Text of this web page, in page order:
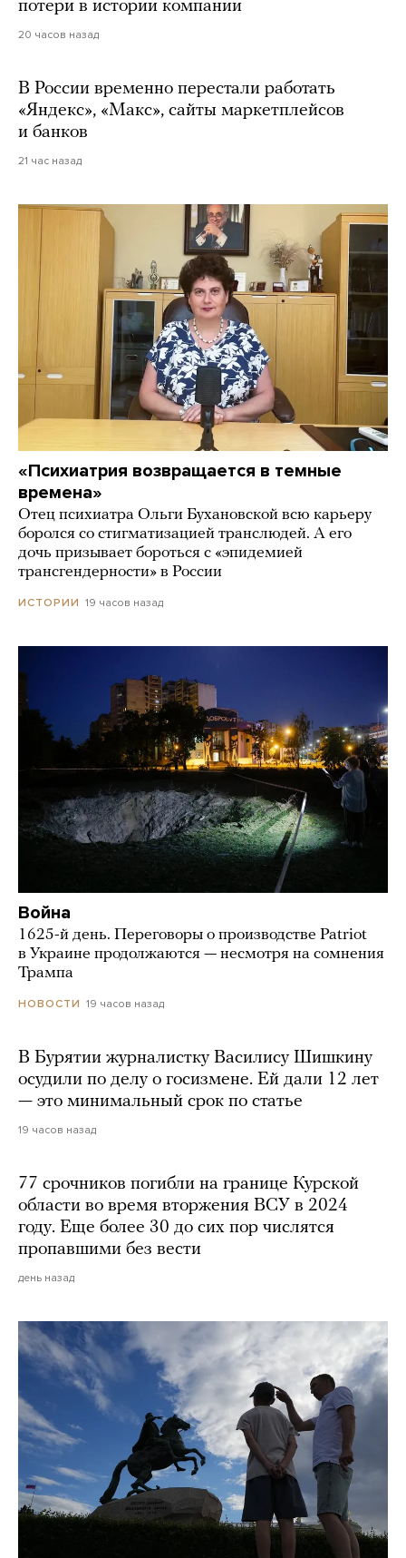
потери в истории компании
20 часов назад
В России временно перестали работать
«Яндекс», «Макс», сайты маркетплейсов
и банков
21 час назад
«Психиатрия возвращается в темные
времена»
Отец психиатра Ольги Бухановской всю карьеру
боролся со стигматизацией транслюдей. А его
дочь призывает бороться с «эпидемией
трансгендерности» в России
ИСТОРИИ 19 часов назад
Война
1625-й день. Переговоры о производстве Patriot
в Украине продолжаются — несмотря на сомнения
Трампа
НОВОСТИ 19 часов назад
В Бурятии журналистку Василису Шишкину
осудили по делу о госизмене. Ей дали 12 лет
— это минимальный срок по статье
19 часов назад
77 срочников погибли на границе Курской
области во время вторжения ВСУ в 2024
году. Еще более 30 до сих пор числятся
пропавшими без вести
день назад